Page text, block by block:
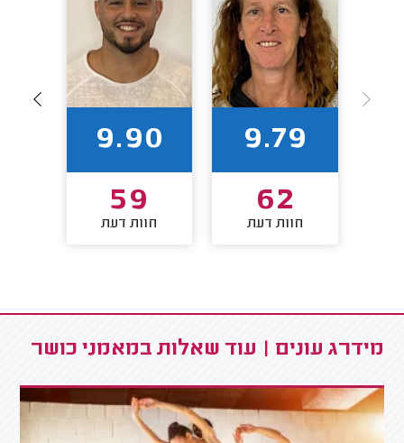
9.79
62
חוות דעת
9.90
59
חוות דעת
מידרג עונים | עוד שאלות במאמני כושר